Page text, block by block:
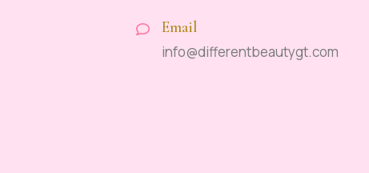
Email
info@differentbeautygt.com